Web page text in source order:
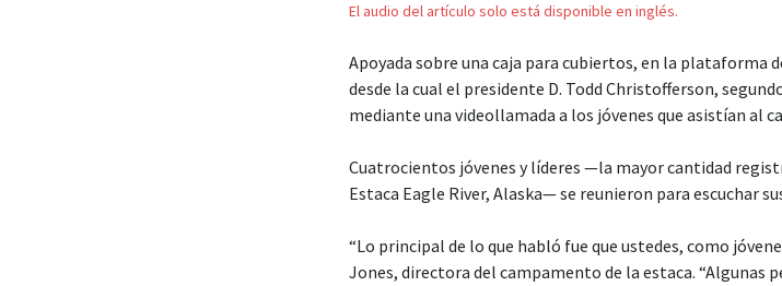
El audio del artículo solo está disponible en inglés.
Apoyada sobre una caja para cubiertos, en la plataforma
desde la cual el presidente D. Todd Christofferson,
mediante una videollamada a los jóvenes que asistían al
Cuatrocientos jóvenes y líderes —la mayor cantidad
Estaca Eagle River, Alaska— se reunieron para escuchar
“Lo principal de lo que habló fue que ustedes, como
Jones, directora del campamento de la estaca. “Algunas